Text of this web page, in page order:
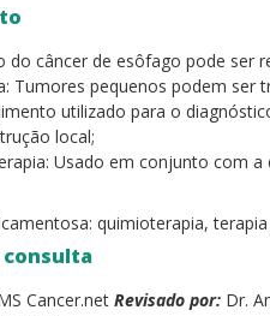
do câncer de esôfago pode ser
Tumores pequenos podem
utilizado para o
local;
Usado em conjunto com
quimioterapia,
consulta
Cancer.net Revisado por: Dr.